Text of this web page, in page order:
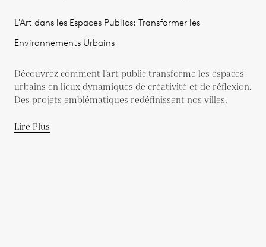
L'Art dans les Espaces Publics: Transformer les
Environnements Urbains
Découvrez comment l’art public transforme les espaces
urbains en lieux dynamiques de créativité et de réflexion.
Des projets emblématiques redéfinissent nos villes.
Lire Plus